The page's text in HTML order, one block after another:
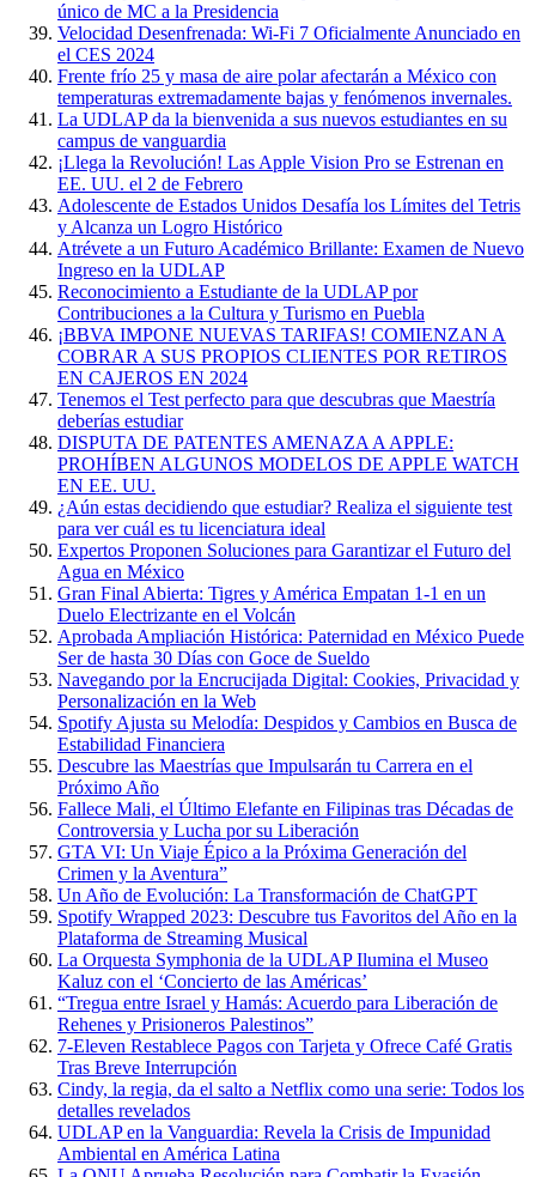
único de MC a la Presidencia
Velocidad Desenfrenada: Wi-Fi 7 Oficialmente Anunciado en
el CES 2024
Frente frío 25 y masa de aire polar afectarán a México con
temperaturas extremadamente bajas y fenómenos invernales.
La UDLAP da la bienvenida a sus nuevos estudiantes en su
campus de vanguardia
¡Llega la Revolución! Las Apple Vision Pro se Estrenan en
EE. UU. el 2 de Febrero
Adolescente de Estados Unidos Desafía los Límites del Tetris
y Alcanza un Logro Histórico
Atrévete a un Futuro Académico Brillante: Examen de Nuevo
Ingreso en la UDLAP
Reconocimiento a Estudiante de la UDLAP por
Contribuciones a la Cultura y Turismo en Puebla
¡BBVA IMPONE NUEVAS TARIFAS! COMIENZAN A
COBRAR A SUS PROPIOS CLIENTES POR RETIROS
EN CAJEROS EN 2024
Tenemos el Test perfecto para que descubras que Maestría
deberías estudiar
DISPUTA DE PATENTES AMENAZA A APPLE:
PROHÍBEN ALGUNOS MODELOS DE APPLE WATCH
EN EE. UU.
¿Aún estas decidiendo que estudiar? Realiza el siguiente test
para ver cuál es tu licenciatura ideal
Expertos Proponen Soluciones para Garantizar el Futuro del
Agua en México
Gran Final Abierta: Tigres y América Empatan 1-1 en un
Duelo Electrizante en el Volcán
Aprobada Ampliación Histórica: Paternidad en México Puede
Ser de hasta 30 Días con Goce de Sueldo
Navegando por la Encrucijada Digital: Cookies, Privacidad y
Personalización en la Web
Spotify Ajusta su Melodía: Despidos y Cambios en Busca de
Estabilidad Financiera
Descubre las Maestrías que Impulsarán tu Carrera en el
Próximo Año
Fallece Mali, el Último Elefante en Filipinas tras Décadas de
Controversia y Lucha por su Liberación
GTA VI: Un Viaje Épico a la Próxima Generación del
Crimen y la Aventura”
Un Año de Evolución: La Transformación de ChatGPT
Spotify Wrapped 2023: Descubre tus Favoritos del Año en la
Plataforma de Streaming Musical
La Orquesta Symphonia de la UDLAP Ilumina el Museo
Kaluz con el ‘Concierto de las Américas’
“Tregua entre Israel y Hamás: Acuerdo para Liberación de
Rehenes y Prisioneros Palestinos”
7-Eleven Restablece Pagos con Tarjeta y Ofrece Café Gratis
Tras Breve Interrupción
Cindy, la regia, da el salto a Netflix como una serie: Todos los
detalles revelados
UDLAP en la Vanguardia: Revela la Crisis de Impunidad
Ambiental en América Latina